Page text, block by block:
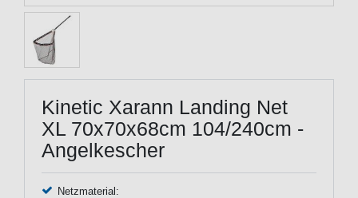
Kinetic Xarann Landing Net
XL 70x70x68cm 104/240cm -
Angelkescher
Netzmaterial: